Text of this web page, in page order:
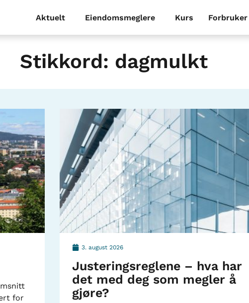
Aktuelt Eiendomsmeglere Kurs Forbruker
Stikkord: dagmulkt
for
3. august 2026
Justeringsreglene – hva har
det med deg som megler å
gjøre?